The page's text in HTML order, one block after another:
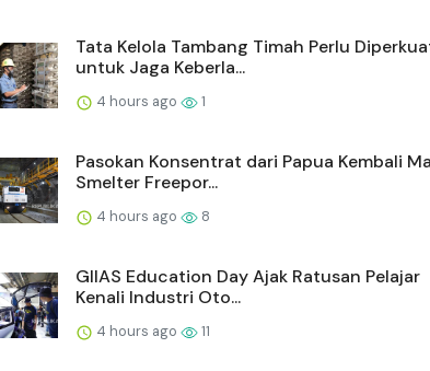
Tata Kelola Tambang Timah Perlu
untuk Jaga Keberla...
4 hours ago 1
Pasokan Konsentrat dari Papua Kembali
Smelter Freepor...
4 hours ago 8
GIIAS Education Day Ajak Ratusan Pelajar
Kenali Industri Oto...
4 hours ago 11